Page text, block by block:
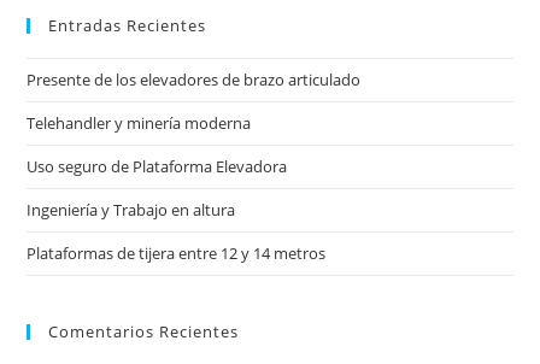
Entradas Recientes
Presente de los elevadores de brazo articulado
Telehandler y minería moderna
Uso seguro de Plataforma Elevadora
Ingeniería y Trabajo en altura
Plataformas de tijera entre 12 y 14 metros
Comentarios Recientes